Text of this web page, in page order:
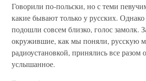
Говорили по-польски, но с теми
какие бывают только у русских.
подошли совсем близко, голос замолк.
окружившие, как мы поняли, русскую
радиоустановкой, принялись все разом
услышанное.